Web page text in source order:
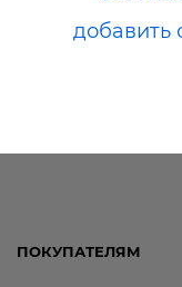
ПОКУПАТЕЛЯМ